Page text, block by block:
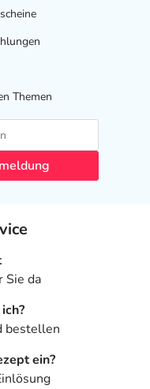
theiss.de
(GPSR)
Themen
Sie da
bestellen
ein?